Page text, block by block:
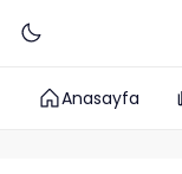
Anasayfa